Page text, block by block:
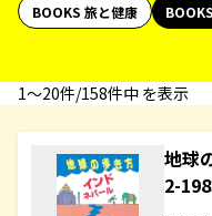
BOOKS 旅と健康
1〜20件/158件中 を表示
地球
2-